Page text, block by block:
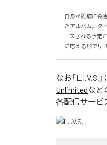
自身が難病に罹
たアルバム。タ
ースされる予定
に応える形でリ
なお「L.I.V.S.
Unlimitedなど
各配信サービ